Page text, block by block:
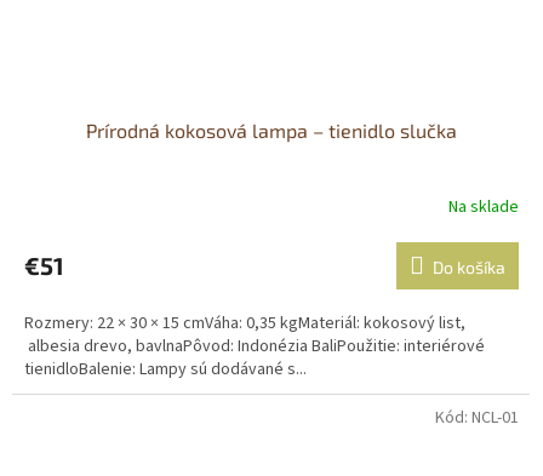
Prírodná kokosová lampa – tienidlo slučka
produktu
je
z
5
hviezdičiek.
Na sklade
€51 Do košíka
Rozmery: 22 × 30 × 15 cmVáha: 0,35 kgMateriál: kokosový list,
albesia drevo, bavlnaPôvod: Indonézia BaliPoužitie: interiérové
tienidloBalenie: Lampy sú dodávané s...
Kód: NCL-01